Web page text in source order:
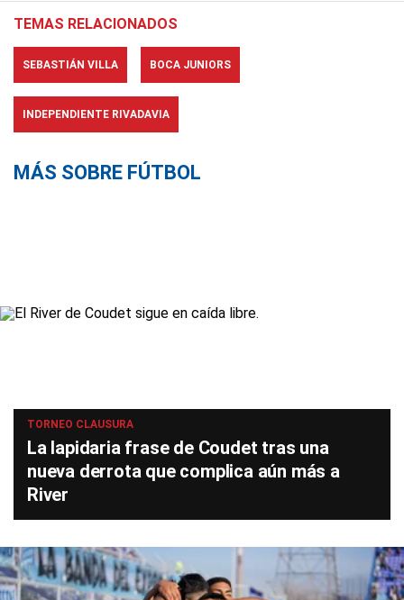
TEMAS RELACIONADOS
SEBASTIÁN VILLA BOCA JUNIORS
INDEPENDIENTE RIVADAVIA
MÁS SOBRE FÚTBOL
TORNEO CLAUSURA
La lapidaria frase de Coudet tras una
nueva derrota que complica aún más a
River